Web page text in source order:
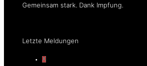
Gemeinsam stark. Dank Impfung.
Letzte Meldungen
0